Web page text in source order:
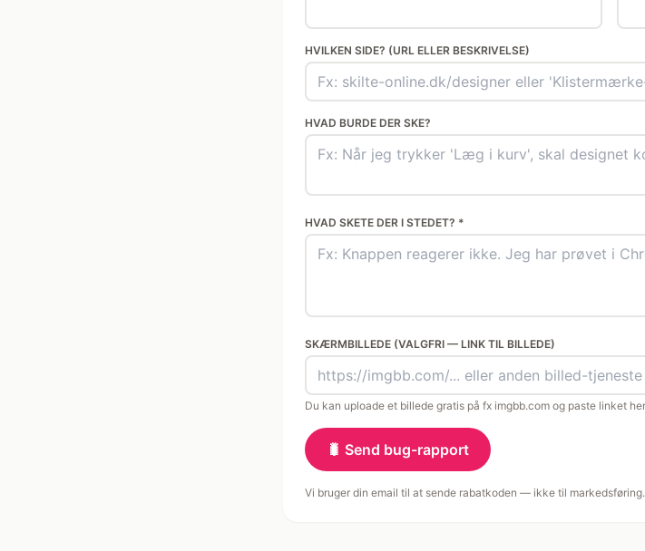
HVILKEN SIDE? (URL ELLER BESKRIVELSE)
HVAD BURDE DER SKE?
HVAD SKETE DER I STEDET? *
SKÆRMBILLEDE (VALGFRI — LINK TIL BILLEDE)
Du kan uploade et billede gratis på fx imgbb.com og paste linket
🐛 Send bug-rapport
Vi bruger din email til at sende rabatkoden — ikke til